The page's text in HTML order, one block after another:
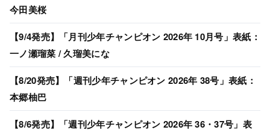
今田美桜
【9/4発売】「月刊少年チャンピオン 2026年 10月号」表紙：
一ノ瀬瑠菜 / 久瑠美にな
【8/20発売】「週刊少年チャンピオン 2026年 38号」表紙：
本郷柚巴
【8/6発売】「週刊少年チャンピオン 2026年 36・37号」表